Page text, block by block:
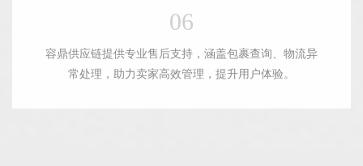
06
容鼎供应链提供专业售后支持，涵盖包裹查询、物流异
常处理，助力卖家高效管理，提升用户体验。